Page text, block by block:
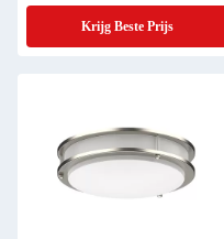
Krijg Beste Prijs